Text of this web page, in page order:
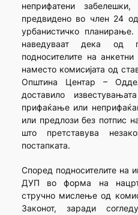
неприфатени
предвидено во член 24
урбанистичко планирање.
наведуваат дека од
подносителите на
наместо комисијата од
Општина Центар –
доставило
прифаќање или
или предлози без потпис
што претставува
постапката.
Според подносителите на
ДУП во форма на
стручно мислење од
Законот, заради